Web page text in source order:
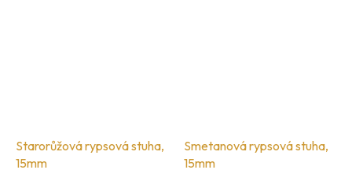
Starorůžová rypsová stuha,
15mm
Smetanová rypsová stuha,
15mm